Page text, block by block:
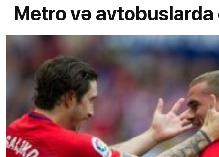
Metro və avtobuslarda